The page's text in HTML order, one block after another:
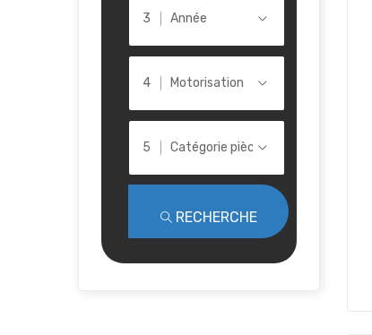
Année
Motorisation
Catégorie pièce
RECHERCHE